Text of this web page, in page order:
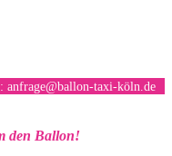
anfrage@ballon-taxi-köln.de
den Ballon!